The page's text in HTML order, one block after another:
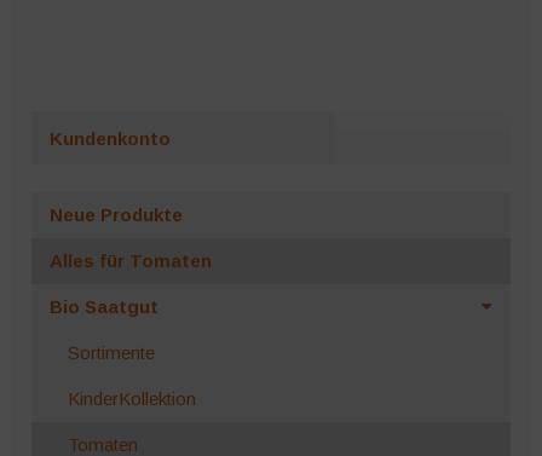
Kundenkonto
Neue Produkte
Alles für Tomaten
Bio Saatgut
Sortimente
KinderKollektion
Tomaten